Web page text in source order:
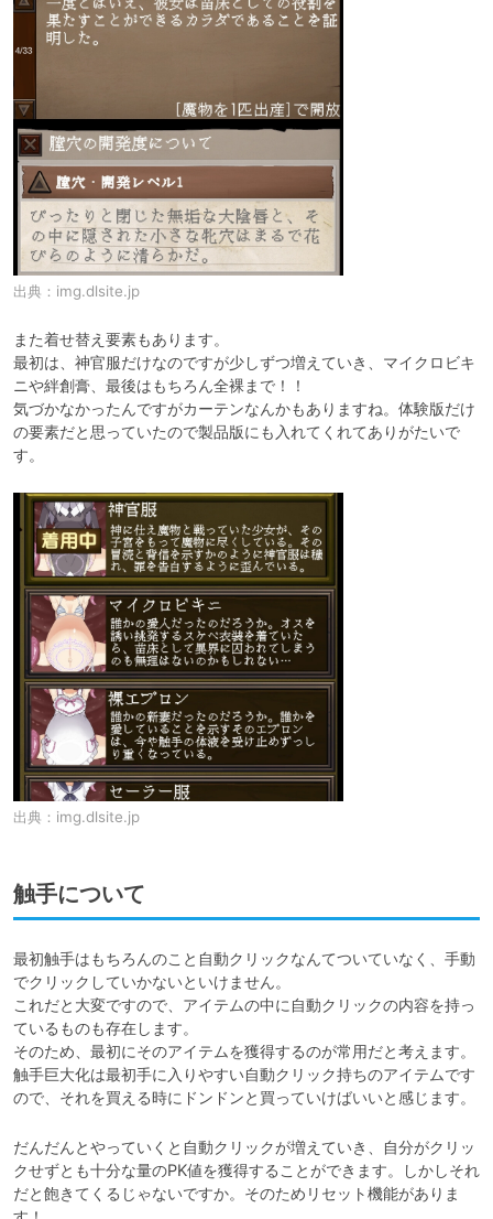
出典： img.dlsite.jp
また着せ替え要素もあります。
最初は、神官服だけなのですが少しずつ増えていき、マイクロビキ
ニや絆創膏、最後はもちろん全裸まで！！
気づかなかったんですがカーテンなんかもありますね。体験版だけ
の要素だと思っていたので製品版にも入れてくれてありがたいで
出典： img.dlsite.jp
触手について
最初触手はもちろんのこと自動クリックなんてついていなく、手動
でクリックしていかないといけません。
これだと大変ですので、アイテムの中に自動クリックの内容を持っ
ているものも存在します。
そのため、最初にそのアイテムを獲得するのが常用だと考えます。
触手巨大化は最初手に入りやすい自動クリック持ちのアイテムです
だんだんとやっていくと自動クリックが増えていき、自分がクリッ
クせずとも十分な量のPK値を獲得することができます。しかしそれ
だと飽きてくるじゃないですか。そのためリセット機能がありま